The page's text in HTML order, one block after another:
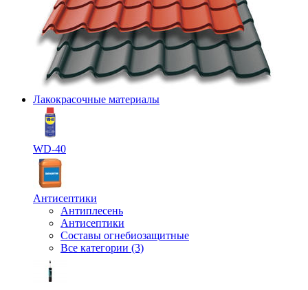
Лакокрасочные материалы
WD-40
Антисептики
Антиплесень
Антисептики
Составы огнебиозащитные
Все категории (3)